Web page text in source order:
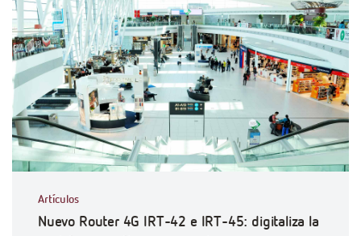
Artículos
Nuevo Router 4G IRT-42 e IRT-45: digitaliza la